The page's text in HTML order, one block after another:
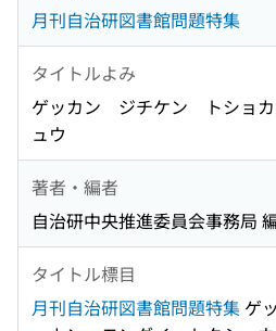
月刊自治研図書館問題特集
タイトルよみ
ゲッカン ジチケン トショ
ュウ
著者・編者
自治研中央推進委員会事務局
タイトル標目
月刊自治研図書館問題特集 ゲ